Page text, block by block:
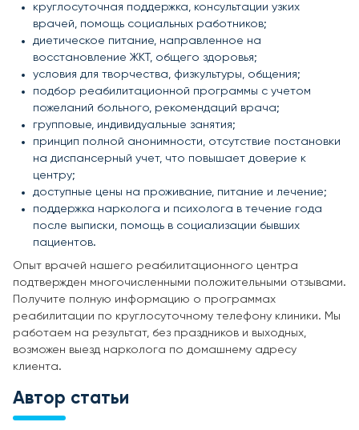
круглосуточная поддержка, консультации узких
врачей, помощь социальных работников;
диетическое питание, направленное на
восстановление ЖКТ, общего здоровья;
условия для творчества, физкультуры, общения;
подбор реабилитационной программы с учетом
пожеланий больного, рекомендаций врача;
групповые, индивидуальные занятия;
принцип полной анонимности, отсутствие постановки
на диспансерный учет, что повышает доверие к
центру;
доступные цены на проживание, питание и лечение;
поддержка нарколога и психолога в течение года
после выписки, помощь в социализации бывших
пациентов.
Опыт врачей нашего реабилитационного центра
подтвержден многочисленными положительными отзывами.
Получите полную информацию о программах
реабилитации по круглосуточному телефону клиники. Мы
работаем на результат, без праздников и выходных,
возможен выезд нарколога по домашнему адресу
клиента.
Автор статьи